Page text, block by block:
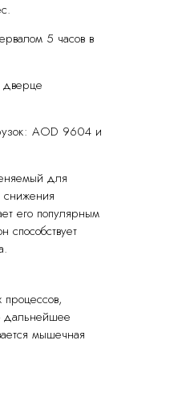
5 часов в
дверце
AOD 9604 и
для
снижения
его популярным
способствует
дальнейшее
мышечная